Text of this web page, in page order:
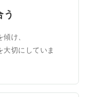
け、
大切にしていま